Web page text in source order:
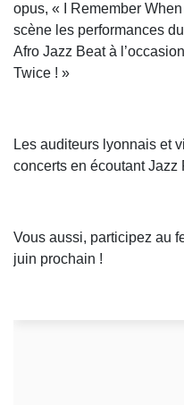
opus, « I Remember
scène les performances
Afro Jazz Beat à
Twice ! »
Les auditeurs lyonnais et
concerts en écoutant Jazz
Vous aussi, participez au
juin prochain !